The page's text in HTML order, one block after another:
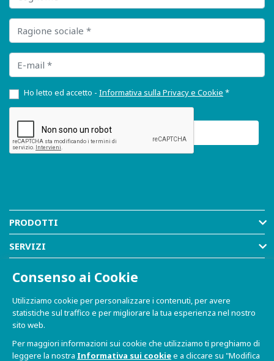
Ragione sociale
E-mail
Ho letto ed accetto - Informativa sulla Privacy e Cookie *
PRODOTTI
SERVIZI
RISORSE
SHOP
Consenso ai Cookie
Utilizziamo cookie per personalizzare i contenuti, per avere
statistiche sul traffico e per migliorare la tua esperienza nel nostro
sito web.
Per maggiori informazioni sui cookie che utilizziamo ti preghiamo di
leggere la nostra Informativa sui cookiee a cliccare su "Modifica